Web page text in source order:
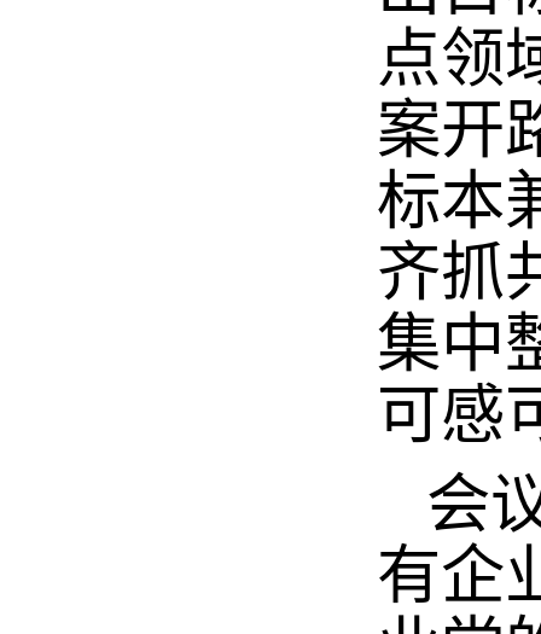
点领
案开
标本
齐抓
集中
可感
会
有企